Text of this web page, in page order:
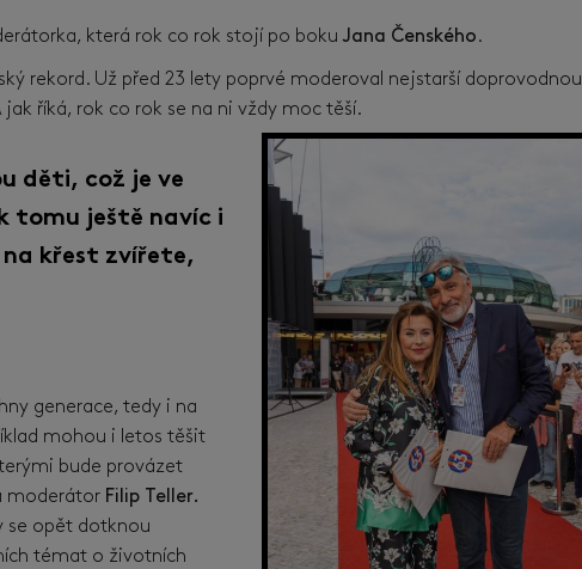
která rok co rok stojí po bokuJana Čenského.
rekord. Už před 23 lety poprvé moderoval nejstarší doprovodnou
říká, rok co rok se na ni vždy moc těší.
děti, což je ve
tomu ještě navíc i
křest zvířete,
generace, tedy i na
mohou i letos těšit
bude provázet
moderátor Filip Teller.
se opět dotknou
témat o životních